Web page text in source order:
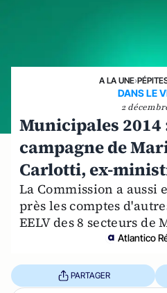
A LA UNE›
DANS LE
2
Municipales 2014
campagne de
Carlotti, ex-
La Commission a aussi
près les comptes
EELV des 8 secteurs de
Atlantico
PARTAGER